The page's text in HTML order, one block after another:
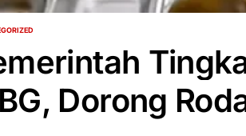
Dorong